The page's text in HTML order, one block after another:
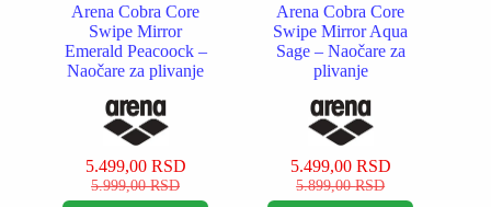
Arena Cobra Core
Swipe Mirror
Emerald Peacoock –
Naočare za plivanje
5.999,00RSD
Originalna
cena
5.499,00 RSD
Trenutna
cena
Arena Cobra Core
Swipe Mirror Aqua
Sage – Naočare za
plivanje
5.899,00RSD
Originalna
cena
5.499,00 RSD
Trenutna
cena